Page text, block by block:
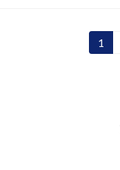
固
1